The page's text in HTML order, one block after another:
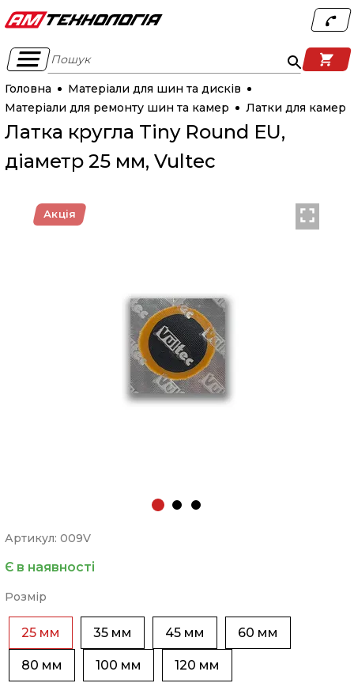
Пошук
Головна
Матеріали для шин та дисків
Матеріали для ремонту шин та камер
Латки для камер
Латка кругла Tiny Round EU,
діаметр 25 мм, Vultec
Акція
Артикул: 009V
Є в наявності
Розмір
25 мм 35 мм 45 мм 60 мм
80 мм 100 мм 120 мм